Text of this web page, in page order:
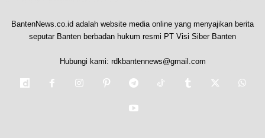
BantenNews.co.id adalah website media online yang menyajikan berita
seputar Banten berbadan hukum resmi PT Visi Siber Banten
Hubungi kami: rdkbantennews@gmail.com